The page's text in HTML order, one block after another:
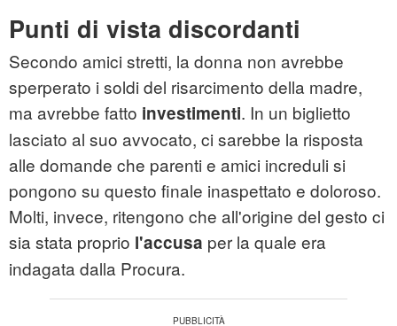
Punti di vista discordanti
Secondo amici stretti, la donna non avrebbe
sperperato i soldi del risarcimento della madre,
ma avrebbe fatto investimenti. In un biglietto
lasciato al suo avvocato, ci sarebbe la risposta
alle domande che parenti e amici increduli si
pongono su questo finale inaspettato e doloroso.
Molti, invece, ritengono che all'origine del gesto ci
sia stata proprio l'accusa per la quale era
indagata dalla Procura.